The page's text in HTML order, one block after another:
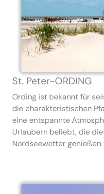
St. Peter-ORDING
Ording ist bekannt für
die charakteristischen
eine entspannte
Urlaubern beliebt, die
Nordseewetter genießen.